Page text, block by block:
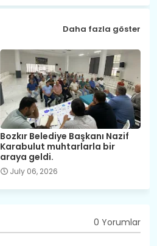
Daha fazla göster
Bozkır Belediye Başkanı Nazif
Karabulut muhtarlarla bir
araya geldi.
July 06, 2026
0 Yorumlar